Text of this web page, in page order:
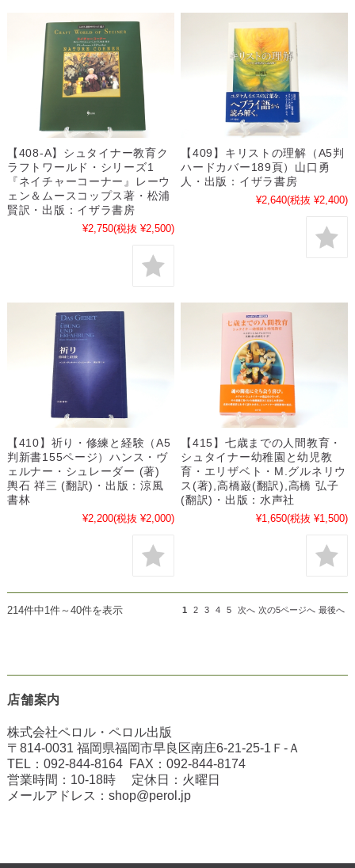
【408-A】シュタイナー教育ク
ラフトワールド・シリーズ1
『ネイチャーコーナー』レーウ
ェン＆ムースコップス著・松浦
賢訳・出版：イザラ書房
¥2,750(税抜 ¥2,500)
【409】キリストの理解（A5判
ハードカバー189頁）山口勇
人・出版：イザラ書房
¥2,640(税抜 ¥2,400)
【410】祈り・修練と経験（A5
判新書155ページ）ハンス・ヴ
ェルナー・シュレーダー (著)
輿石 祥三 (翻訳)・出版：涼風
書林
¥2,200(税抜 ¥2,000)
【415】七歳までの人間教育・
シュタイナー幼稚園と幼児教
育・エリザベト・M.グルネリウ
ス(著),高橋巌(翻訳),高橋 弘子
(翻訳)・出版：水声社
¥1,650(税抜 ¥1,500)
214件中1件～40件を表示 1 2 3 4 5 次へ 次の5ページへ 最後へ
店舗案内
株式会社ペロル・ペロル出版
〒814-0031 福岡県福岡市早良区南庄6-21-25-1Ｆ-Ａ
TEL： 092-844-8164FAX： 092-844-8174
営業時間：10-18時 定休日：火曜日
メールアドレス： shop@perol.jp